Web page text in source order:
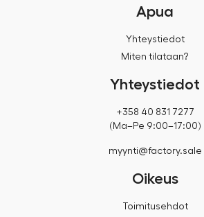
Apua
Yhteystiedot
Miten tilataan?
Yhteystiedot
+358 40 831 7277
(Ma–Pe 9:00–17:00)
myynti@factory.sale
Oikeus
Toimitusehdot